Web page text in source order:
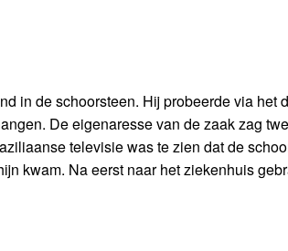
in de schoorsteen. Hij probeerde via het
De eigenaresse van de zaak zag
televisie was te zien dat de
kwam. Na eerst naar het ziekenhuis